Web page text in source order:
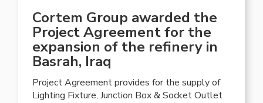
Cortem Group awarded the
Project Agreement for the
expansion of the refinery in
Basrah, Iraq
Project Agreement provides for the supply of
Lighting Fixture, Junction Box & Socket Outlet